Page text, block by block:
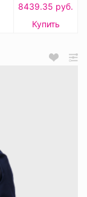
8439.35 руб.
Купить